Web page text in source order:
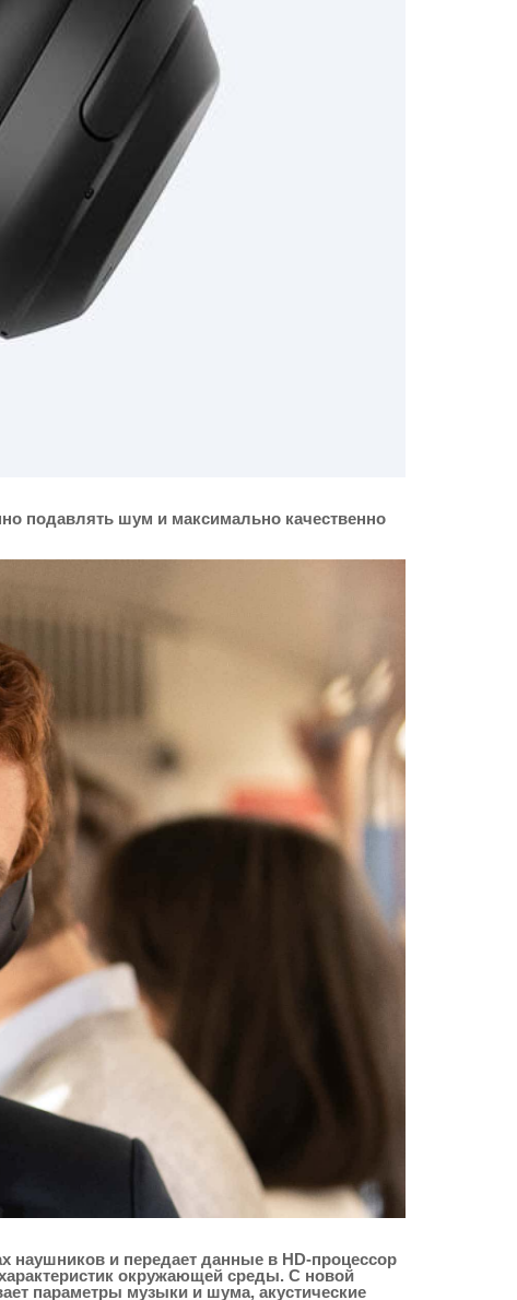
подавлять шум и максимально качественно
и передает данные в HD-процессор
окружающей среды. С новой
параметры музыки и шума, акустические